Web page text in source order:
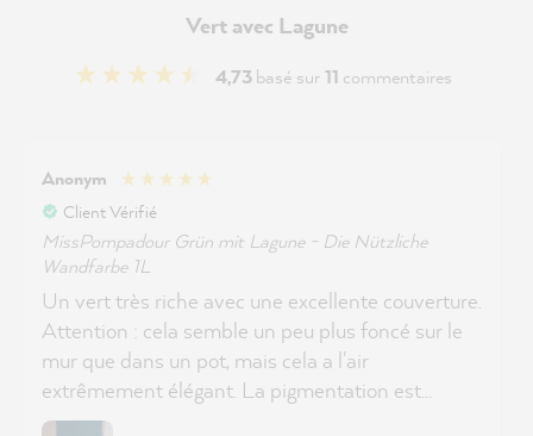
Vert avec Lagune
4,73basé sur11 commentaires
Anonym
Client Vérifié
MissPompadour Grün mit Lagune - Die Nützliche
Wandfarbe 1L
Un vert très riche avec une excellente couverture.
Attention : cela semble un peu plus foncé sur le
mur que dans un pot, mais cela a l'air
extrêmement élégant. La pigmentation est
excellente. Ma fille adore son mur d'accent.